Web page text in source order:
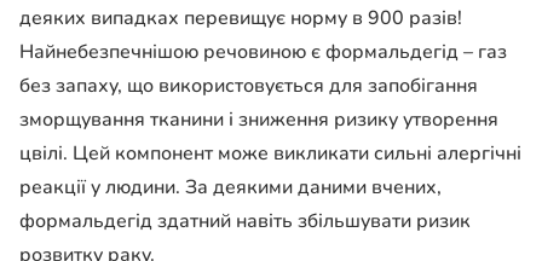
деяких випадках перевищує норму в 900 разів!
Найнебезпечнішою речовиною є формальдегід – газ
без запаху, що використовується для запобігання
зморщування тканини і зниження ризику утворення
цвілі. Цей компонент може викликати сильні алергічні
реакції у людини. За деякими даними вчених,
формальдегід здатний навіть збільшувати ризик
розвитку раку.